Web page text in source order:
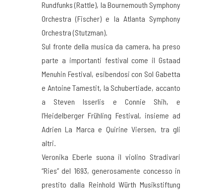
Rundfunks (Rattle), la Bournemouth Symphony
Orchestra (Fischer) e la Atlanta Symphony
Orchestra (Stutzman).
Sul fronte della musica da camera, ha preso
parte a importanti festival come il Gstaad
Menuhin Festival, esibendosi con Sol Gabetta
e Antoine Tamestit, la Schubertiade, accanto
a Steven Isserlis e Connie Shih, e
l’Heidelberger Frühling Festival, insieme ad
Adrien La Marca e Quirine Viersen, tra gli
altri.
Veronika Eberle suona il violino Stradivari
“Ries” del 1693, generosamente concesso in
prestito dalla Reinhold Würth Musikstiftung